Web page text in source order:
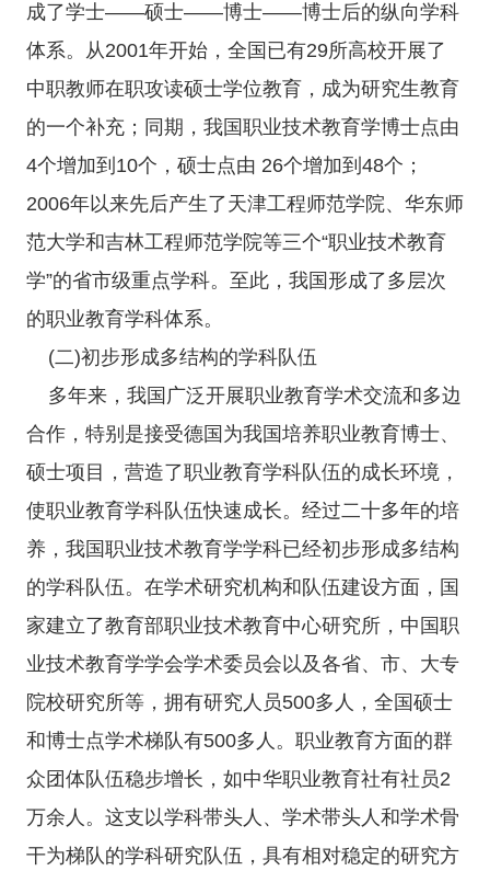
成了学士——硕士——博士——博士后的纵向学科
体系。从2001年开始，全国已有29所高校开展了
中职教师在职攻读硕士学位教育，成为研究生教育
的一个补充；同期，我国职业技术教育学博士点由
4个增加到10个，硕士点由 26个增加到48个；
2006年以来先后产生了天津工程师范学院、华东师
范大学和吉林工程师范学院等三个“职业技术教育
学”的省市级重点学科。至此，我国形成了多层次
的职业教育学科体系。
(二)初步形成多结构的学科队伍
多年来，我国广泛开展职业教育学术交流和多边
合作，特别是接受德国为我国培养职业教育博士、
硕士项目，营造了职业教育学科队伍的成长环境，
使职业教育学科队伍快速成长。经过二十多年的培
养，我国职业技术教育学学科已经初步形成多结构
的学科队伍。在学术研究机构和队伍建设方面，国
家建立了教育部职业技术教育中心研究所，中国职
业技术教育学学会学术委员会以及各省、市、大专
院校研究所等，拥有研究人员500多人，全国硕士
和博士点学术梯队有500多人。职业教育方面的群
众团体队伍稳步增长，如中华职业教育社有社员2
万余人。这支以学科带头人、学术带头人和学术骨
干为梯队的学科研究队伍，具有相对稳定的研究方